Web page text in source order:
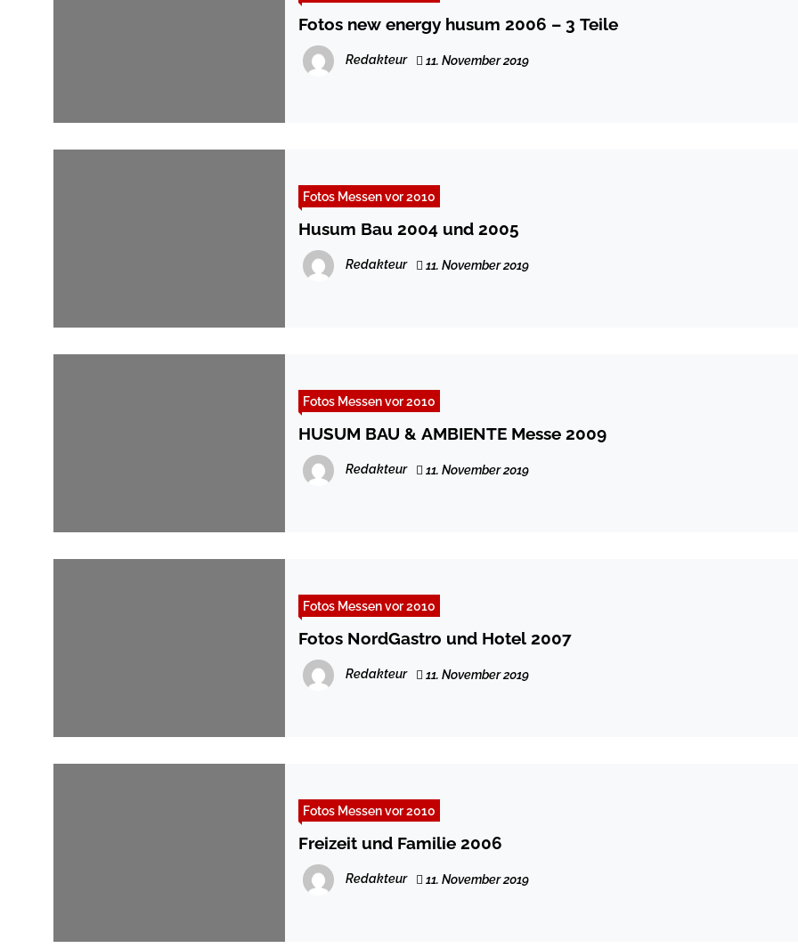
Fotos new energy husum 2006 – 3 Teile
Redakteur 11. November 2019
Fotos Messen vor 2010
Husum Bau 2004 und 2005
Redakteur 11. November 2019
Fotos Messen vor 2010
HUSUM BAU & AMBIENTE Messe 2009
Redakteur 11. November 2019
Fotos Messen vor 2010
Fotos NordGastro und Hotel 2007
Redakteur 11. November 2019
Fotos Messen vor 2010
Freizeit und Familie 2006
Redakteur 11. November 2019